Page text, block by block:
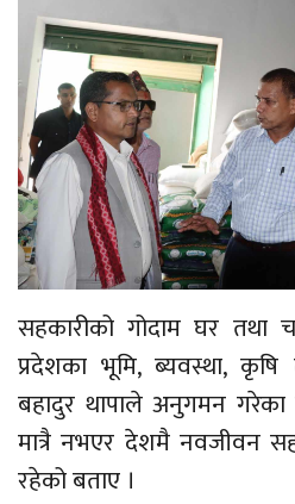
सहकारीको गोदाम घर तथा
प्रदेशका भूमि, ब्यवस्था, कृषि
बहादुर थापाले अनुगमन
मात्रै नभएर देशमै नवजीवन
रहेको बताए ।